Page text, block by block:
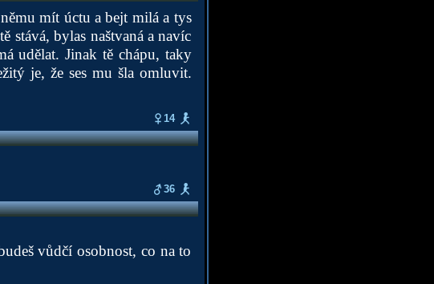
mít úctu a bejt milá a tys
stává, bylas naštvaná a navíc
udělat. Jinak tě chápu, taky
je, že ses mu šla omluvit.
14
36
vůdčí osobnost, co na to